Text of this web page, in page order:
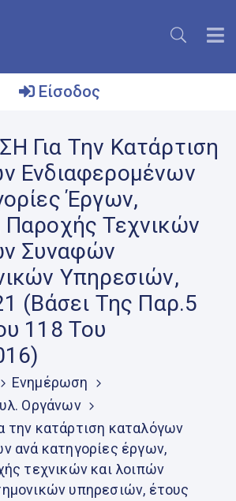
Είσοδος
Για Την Κατάρτιση
Ενδιαφερομένων
Έργων,
Τεχνικών
Συναφών
Υπηρεσιών,
(βάσει Της Παρ.5
118 Του
Ενημέρωση
Οργάνων
κατάρτιση καταλόγων
ανά κατηγορίες έργων,
τεχνικών και λοιπών
υπηρεσιών, έτους